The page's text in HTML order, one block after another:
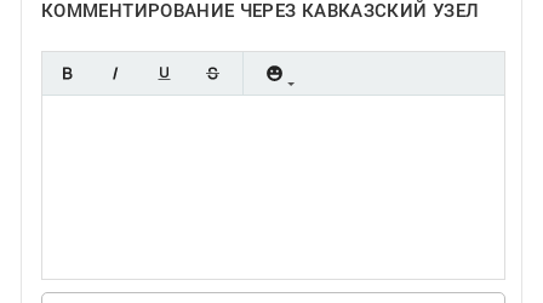
КОММЕНТИРОВАНИЕ ЧЕРЕЗ КАВКАЗСКИЙ УЗЕЛ